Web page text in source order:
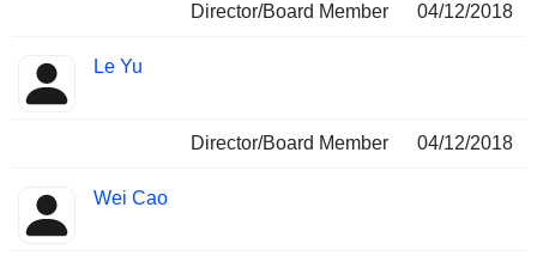
Director/Board Member 04/12/2018
Le Yu
Director/Board Member 04/12/2018
Wei Cao